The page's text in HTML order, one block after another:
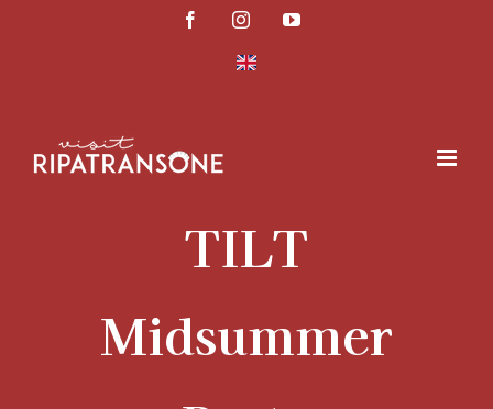
FacebookInstagramYouTube
TILT
Midsummer